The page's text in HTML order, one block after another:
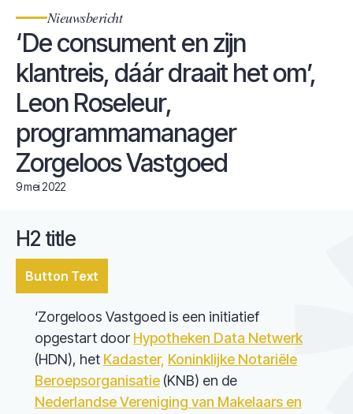
Nieuwsbericht
‘De consument en zijn
klantreis, dáár draait het om’,
Leon Roseleur,
programmamanager
Zorgeloos Vastgoed
9 mei 2022
H2 title
Button Text
‘Zorgeloos Vastgoed is een initiatief
opgestart door Hypotheken Data Netwerk
(HDN), het Kadaster, Koninklijke Notariële
Beroepsorganisatie (KNB) en de
Nederlandse Vereniging van Makelaars en